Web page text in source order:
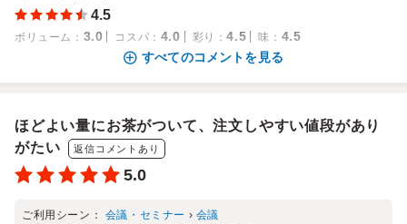
4.5
ボリューム ： 3.0 コスパ ： 4.0 彩り ：4.5 味 ： 4.5
すべてのコメントを見る
ほどよい量にお茶がついて、注文しやすい値段があり
がたい
返信コメントあり
5.0
ご利用シーン： 会議・セミナー › 会議